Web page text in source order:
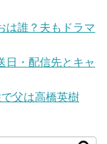
は誰？夫もドラマ
日・配信先とキャ
父は高橋英樹